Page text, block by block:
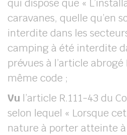
qui dispose que «
caravanes, quelle qu’en
interdite dans les
camping à été interdite
prévues à l’article abrogé
même code ;
Vu l’article R.111-43 du
selon lequel « Lorsque
nature à porter atteinte